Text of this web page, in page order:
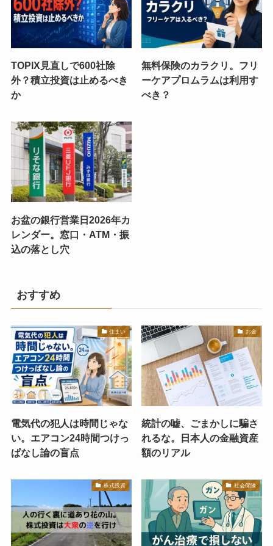
TOPIX見直しで600社除
外？積立投資は止めるべき
か
無料保険のカラクリ。フリ
ーケアプロムラムは利用す
べき？
お盆の銀行営業日2026年カ
レンダー。窓口・ATM・振
込の落とし穴
おすすめ
住まい
電気代の犯人は時間じゃな
い。エアコン24時間つけっ
ぱなし論の盲点
お金
統計の嘘、ごまかしに騙さ
れるな。日本人の金融資産
額のリアル
株式投資 社会保険